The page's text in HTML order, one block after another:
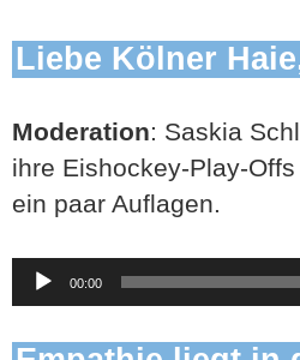
Liebe Kölner
Moderation: Saskia
ihre Eishockey-Play-
ein paar Auflagen.
Audio-
Player
00:00